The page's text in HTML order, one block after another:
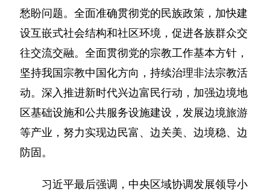
愁盼问题。全面准确贯彻党的民族政策，加快建
设互嵌式社会结构和社区环境，促进各族群众交
往交流交融。全面贯彻党的宗教工作基本方针，
坚持我国宗教中国化方向，持续治理非法宗教活
动。深入推进新时代兴边富民行动，加强边境地
区基础设施和公共服务设施建设，发展边境旅游
等产业，努力实现边民富、边关美、边境稳、边
防固。
习近平最后强调，中央区域协调发展领导小